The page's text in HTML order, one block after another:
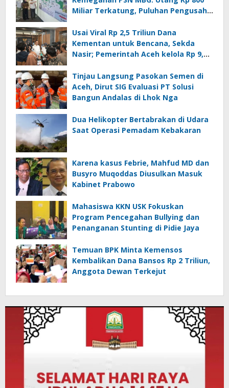
Miliar Terkatung, Puluhan Pengusaha
Usai Viral Rp 2,5 Triliun Dana
Kementan untuk Bencana, Sekda
Nasir; Pemerintah Aceh kelola Rp 9,7
Tinjau Langsung Pasokan Semen di
Aceh, Dirut SIG Evaluasi PT Solusi
Bangun Andalas di Lhok Nga
Dua Helikopter Bertabrakan di Udara
Saat Operasi Pemadam Kebakaran
Karena kasus Febrie, Mahfud MD dan
Busyro Muqoddas Diusulkan Masuk
Kabinet Prabowo
Mahasiswa KKN USK Fokuskan
Program Pencegahan Bullying dan
Penanganan Stunting di Pidie Jaya
Temuan BPK Minta Kemensos
Kembalikan Dana Bansos Rp 2 Triliun,
Anggota Dewan Terkejut